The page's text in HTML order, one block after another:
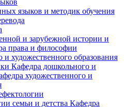
языков и методик обучения
и зарубежной истории и
права и философии
и художественного образования
Кафедра дошкольного и
художественного и
семьи и детства Кафедра